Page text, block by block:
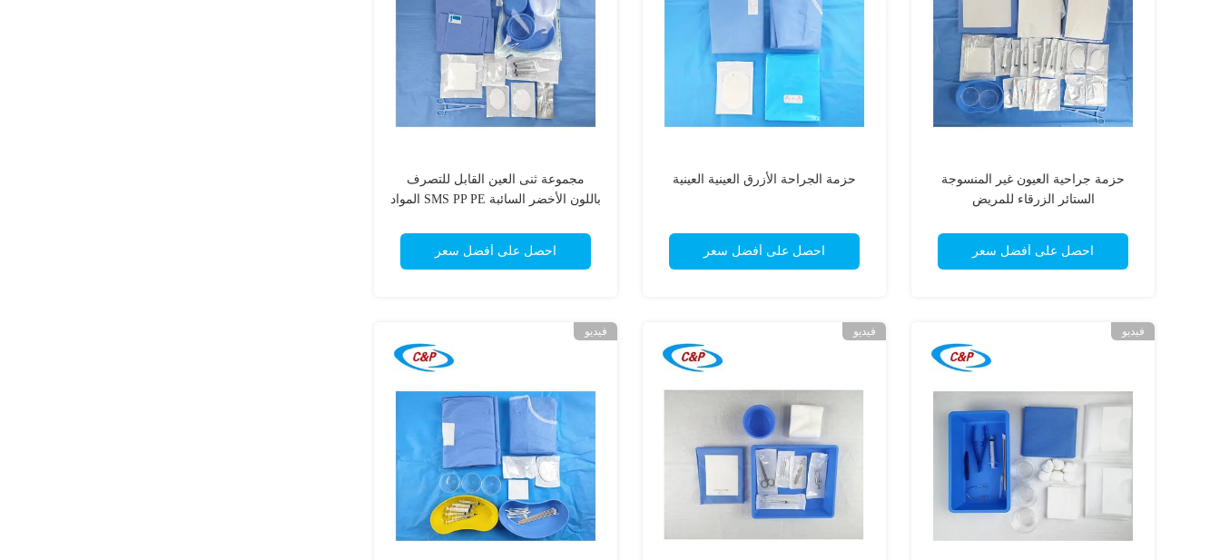
مجموعة ثنى العين القابل للتصرف
باللون الأخضر السائبة SMS PP PE المواد
احصل على أفضل سعر
حزمة الجراحة الأزرق العينية العينية
احصل على أفضل سعر
حزمة جراحية العيون غير المنسوجة
الستائر الزرقاء للمريض
احصل على أفضل سعر
فيديو فيديو فيديو